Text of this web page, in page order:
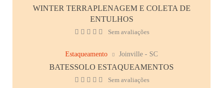
WINTER TERRAPLENAGEM E COLETA DE
ENTULHOS
Sem avaliações
Estaqueamento Joinville - SC
BATESSOLO ESTAQUEAMENTOS
Sem avaliações